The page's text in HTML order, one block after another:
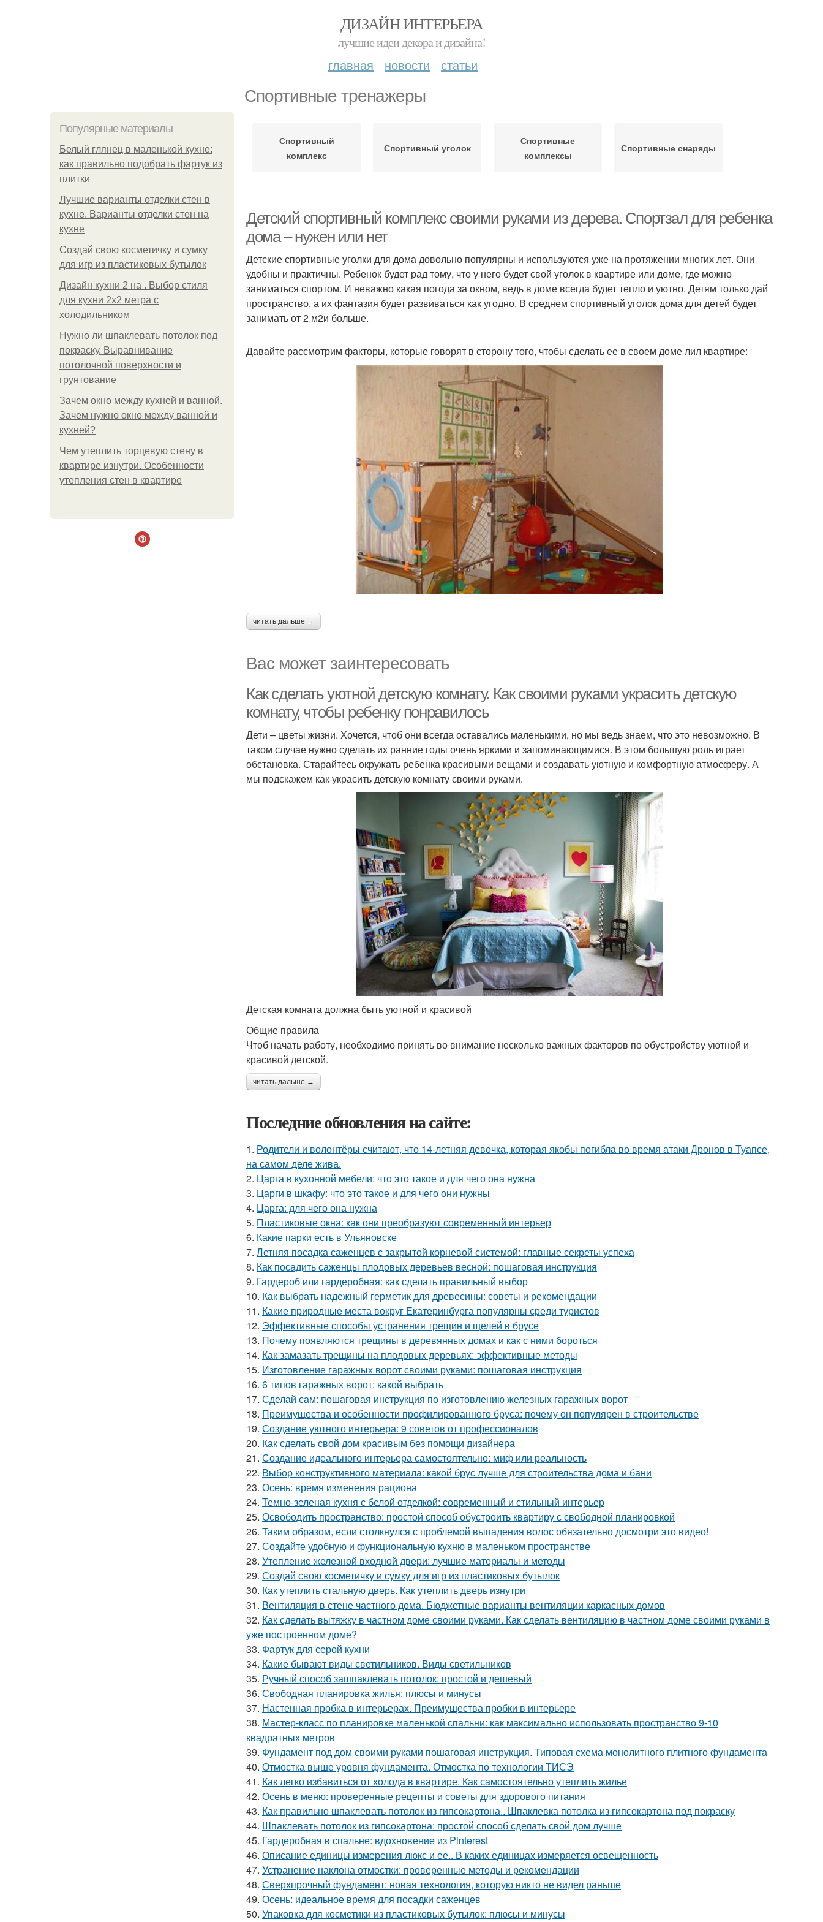
ДИЗАЙН ИНТЕРЬЕРА
лучшие идеи декора и дизайна!
главная новости статьи
Спортивные тренажеры
Популярные материалы
Белый глянец в маленькой кухне:
как правильно подобрать фартук из
плитки
Лучшие варианты отделки стен в
кухне. Варианты отделки стен на
кухне
Создай свою косметичку и сумку
для игр из пластиковых бутылок
Дизайн кухни 2 на . Выбор стиля
для кухни 2х2 метра с
холодильником
Нужно ли шпаклевать потолок под
покраску. Выравнивание
потолочной поверхности и
грунтование
Зачем окно между кухней и ванной.
Зачем нужно окно между ванной и
кухней?
Чем утеплить торцевую стену в
квартире изнутри. Особенности
утепления стен в квартире
Спортивный
комплекс
Спортивный уголок
Спортивные
комплексы
Спортивные снаряды
Детский спортивный комплекс своими руками из дерева. Спортзал для ребенка
дома – нужен или нет
Детские спортивные уголки для дома довольно популярны и используются уже на протяжении многих лет. Они
удобны и практичны. Ребенок будет рад тому, что у него будет свой уголок в квартире или доме, где можно
заниматься спортом. И неважно какая погода за окном, ведь в доме всегда будет тепло и уютно. Детям только дай
пространство, а их фантазия будет развиваться как угодно. В среднем спортивный уголок дома для детей будет
занимать от 2 м2и больше.
Давайте рассмотрим факторы, которые говорят в сторону того, чтобы сделать ее в своем доме лил квартире:
читать дальше →
Вас может заинтересовать
Как сделать уютной детскую комнату. Как своими руками украсить детскую
комнату, чтобы ребенку понравилось
Дети – цветы жизни. Хочется, чтоб они всегда оставались маленькими, но мы ведь знаем, что это невозможно. В
таком случае нужно сделать их ранние годы очень яркими и запоминающимися. В этом большую роль играет
обстановка. Старайтесь окружать ребенка красивыми вещами и создавать уютную и комфортную атмосферу. А
мы подскажем как украсить детскую комнату своими руками.
Детская комната должна быть уютной и красивой
Общие правила
Чтоб начать работу, необходимо принять во внимание несколько важных факторов по обустройству уютной и
красивой детской.
читать дальше →
Последние обновления на сайте:
1. Родители и волонтёры считают, что 14-летняя девочка, которая якобы погибла во время атаки Дронов в Туапсе,
на самом деле жива.
2. Царга в кухонной мебели: что это такое и для чего она нужна
3. Царги в шкафу: что это такое и для чего они нужны
4. Царга: для чего она нужна
5. Пластиковые окна: как они преобразуют современный интерьер
6. Какие парки есть в Ульяновске
7. Летняя посадка саженцев с закрытой корневой системой: главные секреты успеха
8. Как посадить саженцы плодовых деревьев весной: пошаговая инструкция
9. Гардероб или гардеробная: как сделать правильный выбор
10. Как выбрать надежный герметик для древесины: советы и рекомендации
11. Какие природные места вокруг Екатеринбурга популярны среди туристов
12. Эффективные способы устранения трещин и щелей в брусе
13. Почему появляются трещины в деревянных домах и как с ними бороться
14. Как замазать трещины на плодовых деревьях: эффективные методы
15. Изготовление гаражных ворот своими руками: пошаговая инструкция
16. 6 типов гаражных ворот: какой выбрать
17. Сделай сам: пошаговая инструкция по изготовлению железных гаражных ворот
18. Преимущества и особенности профилированного бруса: почему он популярен в строительстве
19. Создание уютного интерьера: 9 советов от профессионалов
20. Как сделать свой дом красивым без помощи дизайнера
21. Создание идеального интерьера самостоятельно: миф или реальность
22. Выбор конструктивного материала: какой брус лучше для строительства дома и бани
23. Осень: время изменения рациона
24. Темно-зеленая кухня с белой отделкой: современный и стильный интерьер
25. Освободить пространство: простой способ обустроить квартиру с свободной планировкой
26. Таким образом, если столкнулся с проблемой выпадения волос обязательно досмотри это видео!
27. Создайте удобную и функциональную кухню в маленьком пространстве
28. Утепление железной входной двери: лучшие материалы и методы
29. Создай свою косметичку и сумку для игр из пластиковых бутылок
30. Как утеплить стальную дверь. Как утеплить дверь изнутри
31. Вентиляция в стене частного дома. Бюджетные варианты вентиляции каркасных домов
32. Как сделать вытяжку в частном доме своими руками. Как сделать вентиляцию в частном доме своими руками в
уже построенном доме?
33. Фартук для серой кухни
34. Какие бывают виды светильников. Виды светильников
35. Ручный способ зашпаклевать потолок: простой и дешевый
36. Свободная планировка жилья: плюсы и минусы
37. Настенная пробка в интерьерах. Преимущества пробки в интерьере
38. Мастер-класс по планировке маленькой спальни: как максимально использовать пространство 9-10
квадратных метров
39. Фундамент под дом своими руками пошаговая инструкция. Типовая схема монолитного плитного фундамента
40. Отмостка выше уровня фундамента. Отмостка по технологии ТИСЭ
41. Как легко избавиться от холода в квартире. Как самостоятельно утеплить жилье
42. Осень в меню: проверенные рецепты и советы для здорового питания
43. Как правильно шпаклевать потолок из гипсокартона.. Шпаклевка потолка из гипсокартона под покраску
44. Шпаклевать потолок из гипсокартона: простой способ сделать свой дом лучше
45. Гардеробная в спальне: вдохновение из Pinterest
46. Описание единицы измерения люкс и ее.. В каких единицах измеряется освещенность
47. Устранение наклона отмостки: проверенные методы и рекомендации
48. Сверхпрочный фундамент: новая технология, которую никто не видел раньше
49. Осень: идеальное время для посадки саженцев
50. Упаковка для косметики из пластиковых бутылок: плюсы и минусы